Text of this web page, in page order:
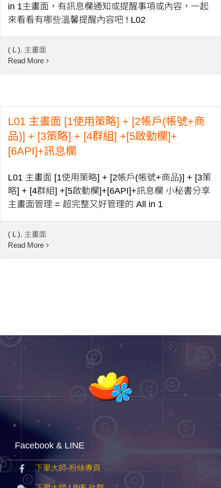
in 1主畫面，有訊息欄通知或提醒事項或內容，一起
來看看有哪些溫馨提醒內容吧 ! L02
( L ). 主畫面
Read More
L01 主畫面 [1使用策略] + [2帳戶(帳號+商
品)] + [3策略] + [4群組] +[5啟動欄]+
[6API]+訊息欄
L01 主畫面 [1使用策略] + [2帳戶(帳號+商品)] + [3策
略] + [4群組] +[5啟動欄]+[6API]+訊息欄 小秘書分享
主畫面管理 = 超完整又好管理的 All in 1
( L ). 主畫面
Read More
Facebook & LINE
下單大師-粉絲專頁